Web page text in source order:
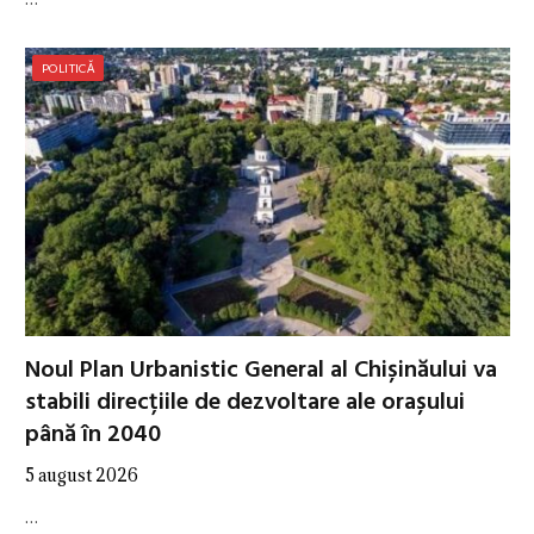
POLITICĂ
Noul Plan Urbanistic General al Chișinăului va
stabili direcțiile de dezvoltare ale orașului
până în 2040
5 august 2026
…